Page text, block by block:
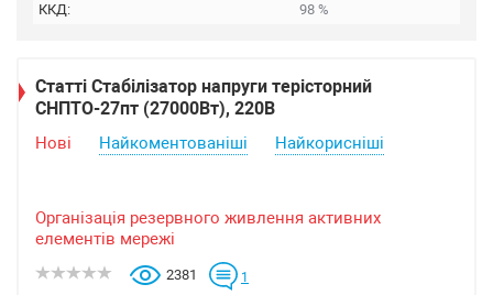
ККД:
98 %
Статті Стабілізатор напруги терісторний
СНПТО-27пт (27000Вт), 220В
Нові Найкоментованіші Найкорисніші
Організація резервного живлення активних
елементів мережі
2381 1